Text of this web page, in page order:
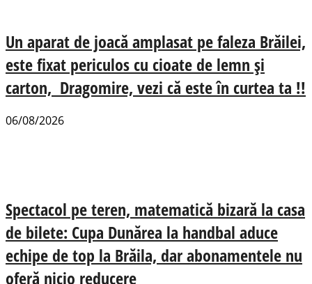
Un aparat de joacă amplasat pe faleza Brăilei,
este fixat periculos cu cioate de lemn și
carton, Dragomire, vezi că este în curtea ta !!
06/08/2026
Spectacol pe teren, matematică bizară la casa
de bilete: Cupa Dunărea la handbal aduce
echipe de top la Brăila, dar abonamentele nu
oferă nicio reducere